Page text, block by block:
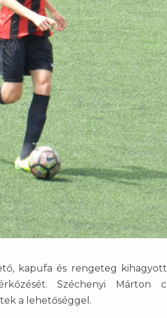
kapufa és rengeteg
Széchenyi
a lehetőséggel.